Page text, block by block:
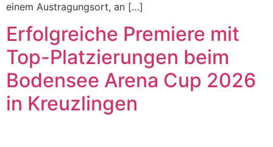
einem Austragungsort, an […]
Erfolgreiche Premiere mit
Top-Platzierungen beim
Bodensee Arena Cup 2026
in Kreuzlingen